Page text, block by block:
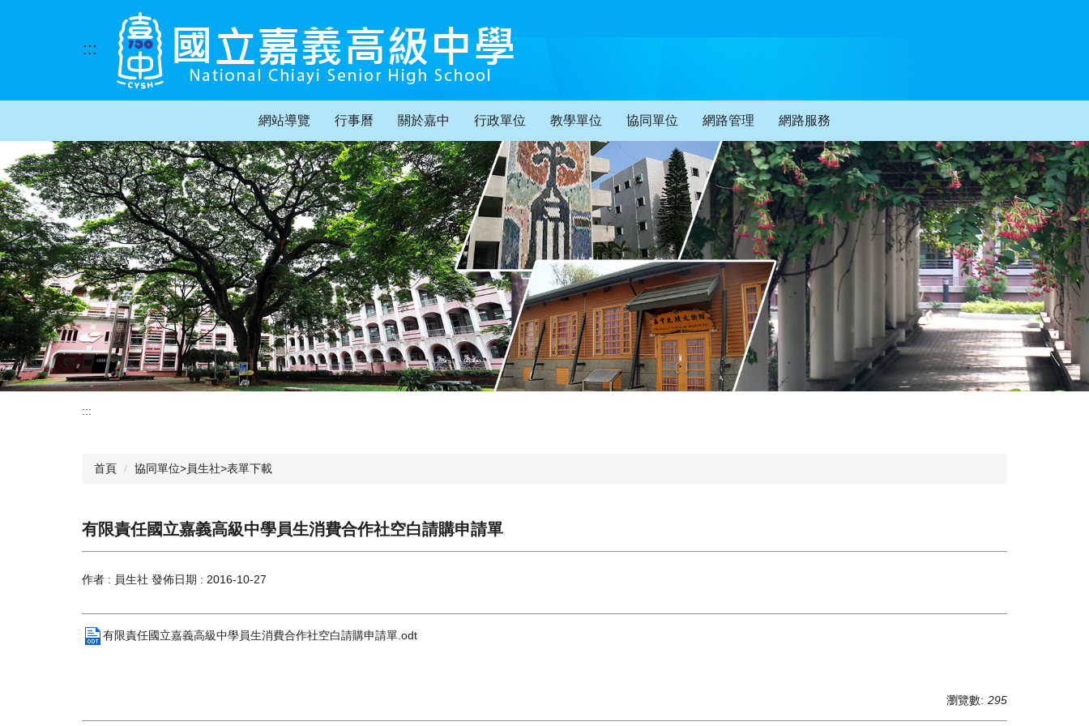
:::
網站導覽 行事曆 關於嘉中 行政單位 教學單位 協同單位 網路管理 網路服務
:::
首頁 協同單位>員生社>表單下載
有限責任國立嘉義高級中學員生消費合作社空白請購申請單
作者 : 員生社 發佈日期 : 2016-10-27
有限責任國立嘉義高級中學員生消費合作社空白請購申請單.odt
瀏覽數: 295